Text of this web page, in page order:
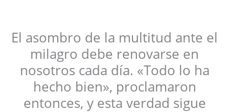
El asombro de la multitud ante el
milagro debe renovarse en
nosotros cada día. «Todo lo ha
hecho bien», proclamaron
entonces, y esta verdad sigue